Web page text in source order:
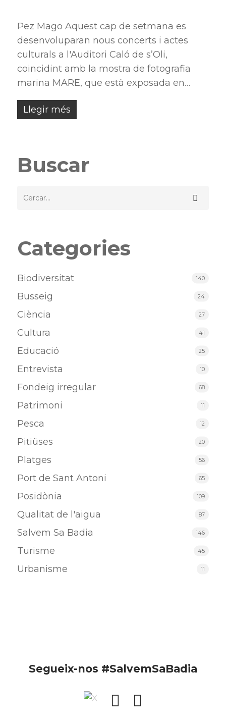
Pez Mago Aquest cap de setmana es
desenvoluparan nous concerts i actes
culturals a l'Auditori Caló de s’Oli,
coincidint amb la mostra de fotografia
marina MARE, que està exposada en…
Llegir més
Buscar
Categories
Biodiversitat 140
Busseig 24
Ciència 27
Cultura 41
Educació 25
Entrevista 10
Fondeig irregular 68
Patrimoni 11
Pesca 12
Pitiüses 20
Platges 56
Port de Sant Antoni 65
Posidònia 109
Qualitat de l'aigua 87
Salvem Sa Badia 146
Turisme 45
Urbanisme 11
Segueix-nos #SalvemSaBadia